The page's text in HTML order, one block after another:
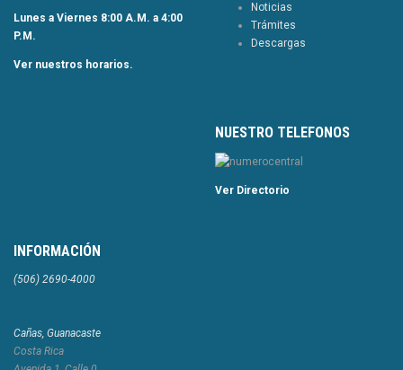
Lunes a Viernes 8:00 A.M. a 4:00
P.M.
Ver nuestros horarios.
Noticias
Trámites
Descargas
NUESTRO TELEFONOS
Ver Directorio
INFORMACIÓN
(506) 2690-4000
Cañas, Guanacaste
Costa Rica